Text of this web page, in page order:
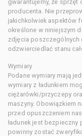
gwarantujemy, że sprzęt
producenta. Nie
jakichkolwiek aspektów
określone w niniejszym
zdjęcia poszczególnych
odzwierciedlać stanu
Wymiary
Podane wymiary mają
wymiary z ładunkiem
ciężarówki/przyczepy
maszyny. Obowiązkiem
przed opuszczeniem
ładunek jest
powinny zostać